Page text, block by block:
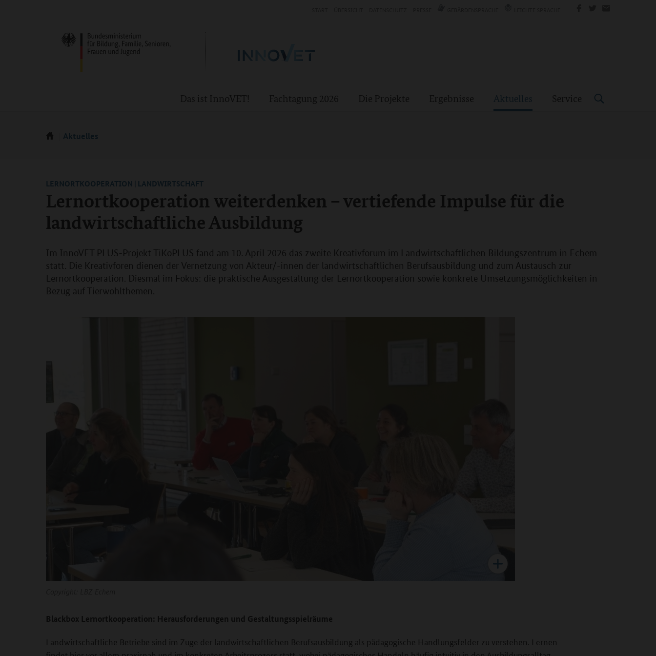
Das ist InnoVET! Fachtagung 2026 Die Projekte Ergebnisse Aktuelles Service
Aktuelles
Lernortkooperation weiterdenken – vertiefende Impulse für die
landwirtschaftliche Ausbildung
LERNORTKOOPERATION | LANDWIRTSCHAFT
Im InnoVET PLUS-Projekt TiKoPLUS fand am 10. April 2026 das zweite Kreativforum im Landwirtschaftlichen Bildungszentrum in Echem
statt. Die Kreativforen dienen der Vernetzung von Akteur/-innen der landwirtschaftlichen Berufsausbildung und zum Austausch zur
Lernortkooperation. Diesmal im Fokus: die praktische Ausgestaltung der Lernortkooperation sowie konkrete Umsetzungsmöglichkeiten in
Bezug auf Tierwohlthemen.
Blackbox Lernortkooperation: Herausforderungen und Gestaltungsspielräume
Landwirtschaftliche Betriebe sind im Zuge der landwirtschaftlichen Berufsausbildung als pädagogische Handlungsfelder zu verstehen. Lernen